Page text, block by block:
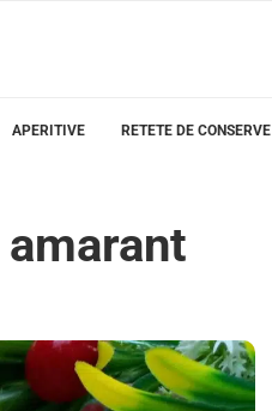
APERITIVE RETETE DE CONSERVE